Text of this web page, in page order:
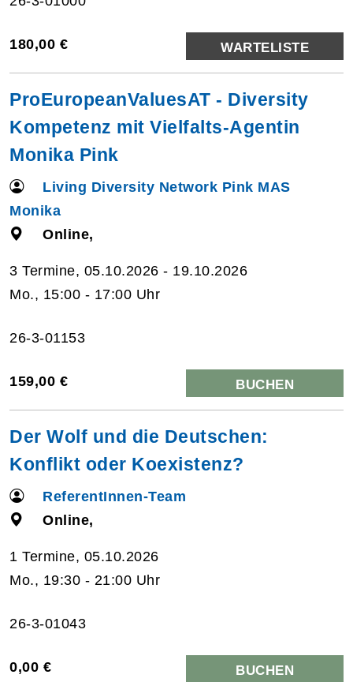
180,00 € WARTELISTE
ProEuropeanValuesAT - Diversity
Kompetenz mit Vielfalts-Agentin
Monika Pink
Living Diversity Network Pink MAS
Monika
Online,
3 Termine, 05.10.2026 - 19.10.2026
Mo., 15:00 - 17:00 Uhr
26-3-01153
159,00 € BUCHEN
Der Wolf und die Deutschen:
Konflikt oder Koexistenz?
ReferentInnen-Team
Online,
1 Termine, 05.10.2026
Mo., 19:30 - 21:00 Uhr
26-3-01043
0,00 € BUCHEN